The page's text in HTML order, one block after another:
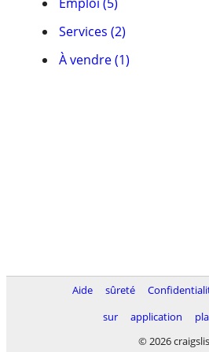
Services (2)
À vendre (1)
Aide sûreté
sur
application
© 2026